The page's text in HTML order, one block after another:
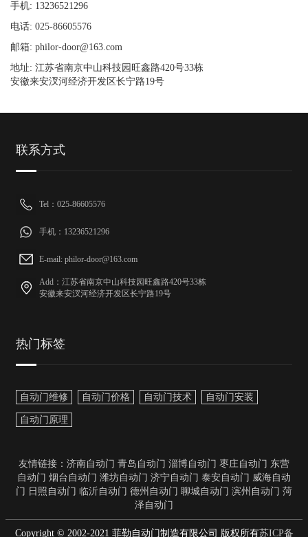
手机: 13236521296
电话: 025-86605576
邮箱: philor-door@163.com
地址: 江苏省南京中山科技园旺鑫路420号33栋
安徽来安汊河经济开发区长宁路19号
联系方式
Tel：025-86605576
手机：13236521296
E-mail: philor-door@163.com
Add：江苏省南京中山科技园旺鑫路420号33栋
安徽来安汊河经济开发区长宁路19号
热门标签
自动门维修 自动门价格 自动门技术 自动门安装
自动门原理
友情链接： 济南自动门 青岛自动门 淄博自动门 枣庄自动门 东营
自动门 烟台自动门 潍坊自动门 济宁自动门 泰安自动门 威海自动
门 日照自动门 临沂自动门 德州自动门 聊城自动门 滨州自动门 菏
泽自动门
Copyright © 2002-2021 菲勒自动门制造有限公司 版权所有苏ICP备